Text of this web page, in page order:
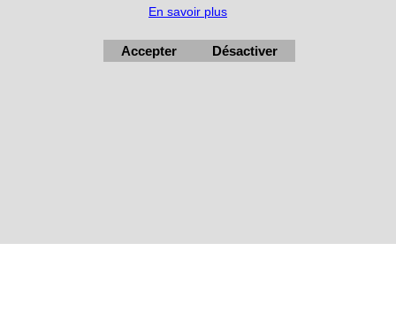
En savoir plus
Accepter Désactiver